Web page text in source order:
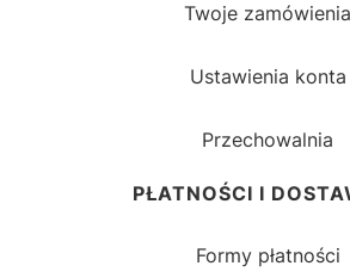
Twoje zamówienia
Ustawienia konta
Przechowalnia
PŁATNOŚCI I
Formy płatności